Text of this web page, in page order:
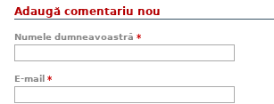
Adaugă comentariu nou
Numele dumneavoastră *
E-mail *